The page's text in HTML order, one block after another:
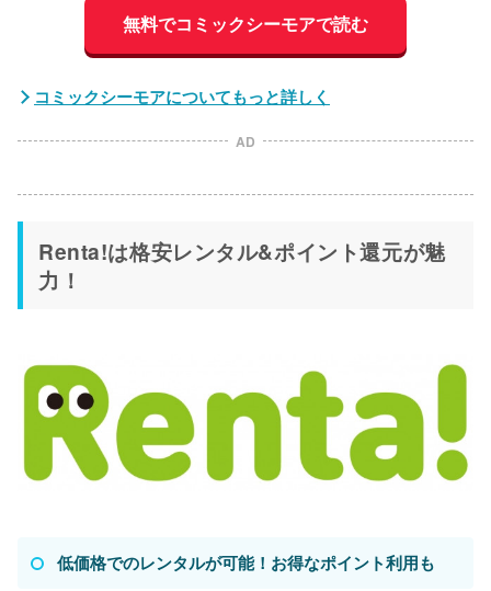
無料でコミックシーモアで読む
コミックシーモアについてもっと詳しく
AD
Renta!は格安レンタル&ポイント還元が魅
力！
低価格でのレンタルが可能！お得なポイント利用も